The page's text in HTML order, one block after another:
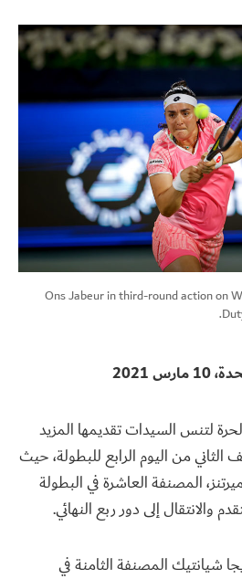
Ons Jabeur in third-round action on
10 مارس 2021
لتنس السيدات تقديمها المزيد
من اليوم الرابع للبطولة، حيث
المصنفة العاشرة في البطولة
شيانتيك المصنفة الثامنة في